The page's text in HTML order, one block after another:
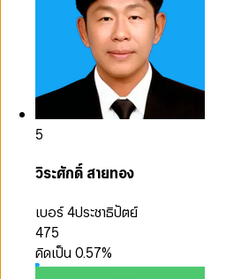
5
วิระศักดิ์ สายทอง
เบอร์ 4ประชาธิปัตย์
475
คิดเป็น0.57%